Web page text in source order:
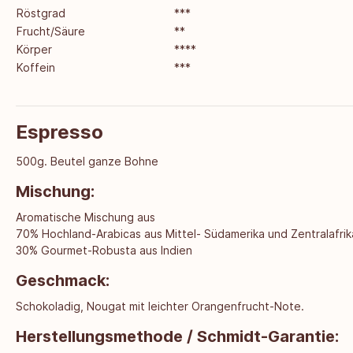
Röstgrad
***
Frucht/Säure
**
Körper
****
Koffein
***
Espresso
500g. Beutel ganze Bohne
Mischung:
Aromatische Mischung aus
70% Hochland-Arabicas aus Mittel- Südamerika und
30% Gourmet-Robusta aus Indien
Geschmack:
Schokoladig, Nougat mit leichter Orangenfrucht-Note.
Herstellungsmethode / Schmidt-Garantie: